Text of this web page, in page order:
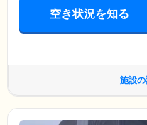
空き状況を知る
施設